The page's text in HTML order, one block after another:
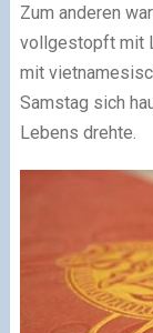
Zum anderen
vollgestopft mit
mit
Samstag sich
Lebens drehte.